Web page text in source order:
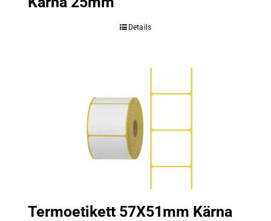
Details
Termoetikett 57X51mm Kärna